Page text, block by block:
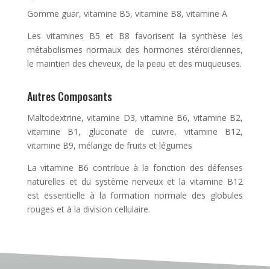
Gomme guar, vitamine B5, vitamine B8, vitamine A
Les vitamines B5 et B8 favorisent la synthèse les
métabolismes normaux des hormones stéroïdiennes,
le maintien des cheveux, de la peau et des muqueuses.
Autres Composants
Maltodextrine, vitamine D3, vitamine B6, vitamine B2,
vitamine B1, gluconate de cuivre, vitamine B12,
vitamine B9, mélange de fruits et légumes
La vitamine B6 contribue à la fonction des défenses
naturelles et du système nerveux et la vitamine B12
est essentielle à la formation normale des globules
rouges et à la division cellulaire.